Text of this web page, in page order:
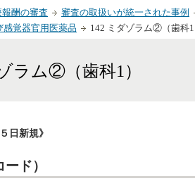
報酬の審査 審査の取扱いが統一された事例
覚器官用医薬品
142 ミダゾラム②（歯科1
ラム②（歯科1）
日新規》
ド）